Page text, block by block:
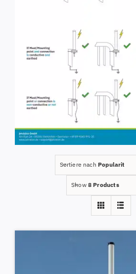
Sortiere nach Popularity
Show 8 Products